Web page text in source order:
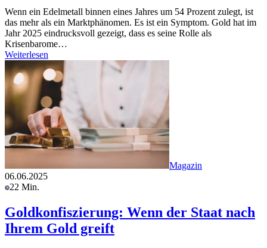
Wenn ein Edelmetall binnen eines Jahres um 54 Prozent zulegt, ist
das mehr als ein Marktphänomen. Es ist ein Symptom. Gold hat im
Jahr 2025 eindrucksvoll gezeigt, dass es seine Rolle als
Krisenbarome…
Weiterlesen
Magazin
06.06.2025
22 Min.
Goldkonfiszierung: Wenn der Staat nach
Ihrem Gold greift